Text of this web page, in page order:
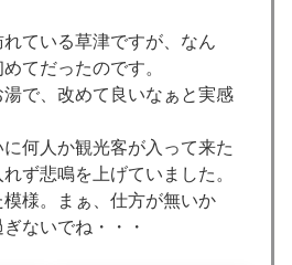
ている草津ですが、なん
てだったのです。
で、改めて良いなぁと実感
何人か観光客が入って来た
ず悲鳴を上げていました。
様。まぁ、仕方が無いか
ないでね・・・